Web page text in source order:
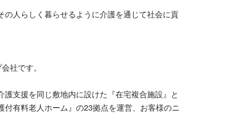
人らしく暮らせるように介護を通じて社会に貢
社です。
支援を同じ敷地内に設けた『在宅複合施設』と
付有料老人ホーム』の23拠点を運営、お客様のニ